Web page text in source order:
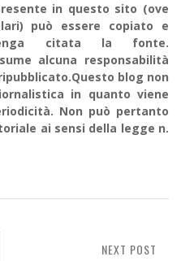
in questo sito (ove
può essere copiato e
citata la fonte.
alcuna responsabilità
blog non
in quanto viene
Non può pertanto
ai sensi della legge n.
NEXT POST